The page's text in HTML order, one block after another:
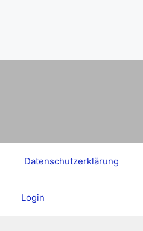
Datenschutzerklärung
Login